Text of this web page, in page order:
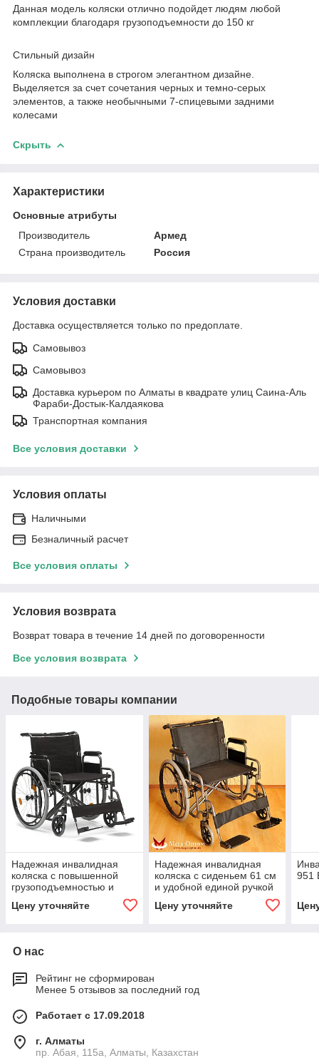
Данная модель коляски отлично подойдет людям любой
комплекции благодаря грузоподъемности до 150 кг
Стильный дизайн
Коляска выполнена в строгом элегантном дизайне.
Выделяется за счет сочетания черных и темно-серых
элементов, а также необычными 7-спицевыми задними
колесами
Скрыть
Характеристики
Основные атрибуты
Производитель
Армед
Страна производитель
Россия
Условия доставки
Доставка осуществляется только по предоплате.
Самовывоз
Самовывоз
Доставка курьером по Алматы в квадрате улиц Саина-Аль
Фараби-Достык-Калдаякова
Транспортная компания
Все условия доставки
Условия оплаты
Наличными
Безналичный расчет
Все условия оплаты
Условия возврата
Возврат товара в течение 14 дней по договоренности
Все условия возврата
Подобные товары компании
Надежная инвалидная
коляска с повышенной
грузоподъемностью и
"Armed" FS209AE (24")
Цену уточняйте
Надежная инвалидная
коляска с сиденьем 61 см
и удобной единой ручкой
Мега Оптим FS 874 B-51
Цену уточняйте
951
О нас
Рейтинг не сформирован
Менее 5 отзывов за последний год
Работает с 17.09.2018
г. Алматы
пр. Абая, 115а, Алматы, Казахстан